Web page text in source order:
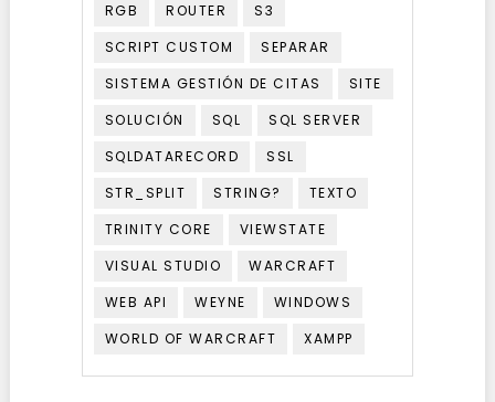
RGB
ROUTER
S3
SCRIPT CUSTOM
SEPARAR
SISTEMA GESTIÓN DE CITAS
SITE
SOLUCIÓN
SQL
SQL SERVER
SQLDATARECORD
SSL
STR_SPLIT
STRING?
TEXTO
TRINITY CORE
VIEWSTATE
VISUAL STUDIO
WARCRAFT
WEB API
WEYNE
WINDOWS
WORLD OF WARCRAFT
XAMPP